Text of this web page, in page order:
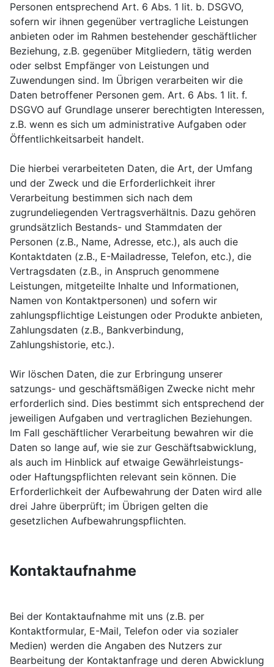
Personen entsprechend Art. 6 Abs. 1 lit. b. DSGVO,
sofern wir ihnen gegenüber vertragliche Leistungen
anbieten oder im Rahmen bestehender geschäftlicher
Beziehung, z.B. gegenüber Mitgliedern, tätig werden
oder selbst Empfänger von Leistungen und
Zuwendungen sind. Im Übrigen verarbeiten wir die
Daten betroffener Personen gem. Art. 6 Abs. 1 lit. f.
DSGVO auf Grundlage unserer berechtigten Interessen,
z.B. wenn es sich um administrative Aufgaben oder
Öffentlichkeitsarbeit handelt.
Die hierbei verarbeiteten Daten, die Art, der Umfang
und der Zweck und die Erforderlichkeit ihrer
Verarbeitung bestimmen sich nach dem
zugrundeliegenden Vertragsverhältnis. Dazu gehören
grundsätzlich Bestands- und Stammdaten der
Personen (z.B., Name, Adresse, etc.), als auch die
Kontaktdaten (z.B., E-Mailadresse, Telefon, etc.), die
Vertragsdaten (z.B., in Anspruch genommene
Leistungen, mitgeteilte Inhalte und Informationen,
Namen von Kontaktpersonen) und sofern wir
zahlungspflichtige Leistungen oder Produkte anbieten,
Zahlungsdaten (z.B., Bankverbindung,
Zahlungshistorie, etc.).
Wir löschen Daten, die zur Erbringung unserer
satzungs- und geschäftsmäßigen Zwecke nicht mehr
erforderlich sind. Dies bestimmt sich entsprechend der
jeweiligen Aufgaben und vertraglichen Beziehungen.
Im Fall geschäftlicher Verarbeitung bewahren wir die
Daten so lange auf, wie sie zur Geschäftsabwicklung,
als auch im Hinblick auf etwaige Gewährleistungs-
oder Haftungspflichten relevant sein können. Die
Erforderlichkeit der Aufbewahrung der Daten wird alle
drei Jahre überprüft; im Übrigen gelten die
gesetzlichen Aufbewahrungspflichten.
Kontaktaufnahme
Bei der Kontaktaufnahme mit uns (z.B. per
Kontaktformular, E-Mail, Telefon oder via sozialer
Medien) werden die Angaben des Nutzers zur
Bearbeitung der Kontaktanfrage und deren Abwicklung